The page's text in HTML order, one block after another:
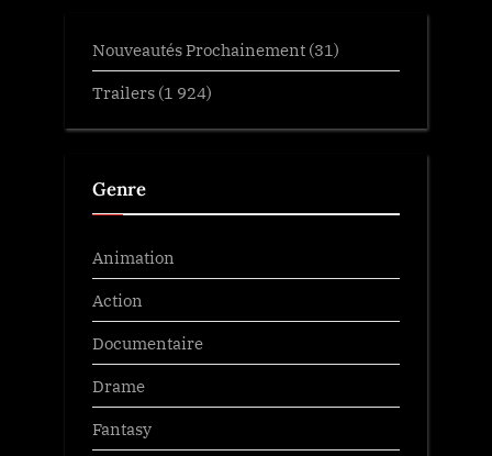
Nouveautés Prochainement (31)
Trailers (1 924)
Genre
Animation
Action
Documentaire
Drame
Fantasy